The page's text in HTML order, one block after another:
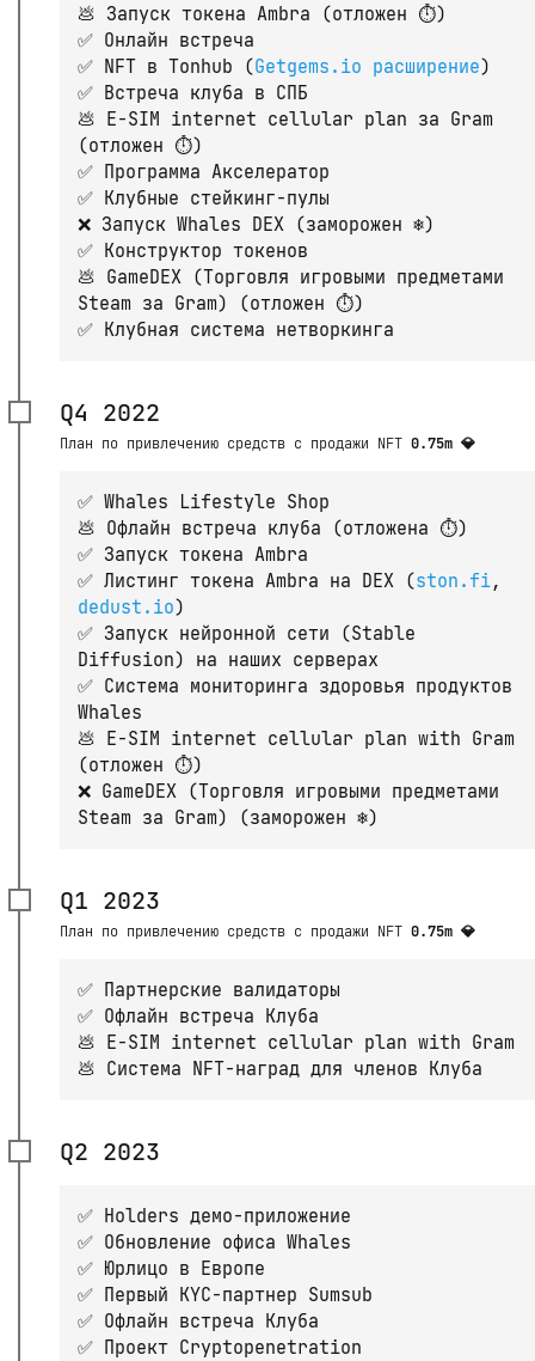
💩 Запуск токена Ambra (отложен ⏱)
✅ Онлайн встреча
✅ NFT в Tonhub (Getgems.io расширение)
✅ Встреча клуба в СПБ
💩 E-SIM internet cellular plan за Gram
(отложен ⏱)
✅ Программа Акселератор
✅ Клубные стейкинг-пулы
❌ Запуск Whales DEX (заморожен ❄️)
✅ Конструктор токенов
💩 GameDEX (Торговля игровыми предметами
Steam за Gram) (отложен ⏱)
✅ Клубная система нетворкинга
Q4 2022
План по привлечению средств с продажи NFT 0.75m 💎
✅ Whales Lifestyle Shop
💩 Офлайн встреча клуба (отложена ⏱)
✅ Запуск токена Ambra
✅ Листинг токена Ambra на DEX (ston.fi,
dedust.io)
✅ Запуск нейронной сети (Stable
Diffusion) на наших серверах
✅ Система мониторинга здоровья продуктов
Whales
💩 E-SIM internet cellular plan with Gram
(отложен ⏱)
❌ GameDEX (Торговля игровыми предметами
Steam за Gram) (заморожен ❄️)
Q1 2023
План по привлечению средств с продажи NFT 0.75m 💎
✅ Партнерские валидаторы
✅ Офлайн встреча Клуба
💩 E-SIM internet cellular plan with Gram
💩 Система NFT-наград для членов Клуба
Q2 2023
✅ Holders демо-приложение
✅ Обновление офиса Whales
✅ Юрлицо в Европе
✅ Первый KYC-партнер Sumsub
✅ Офлайн встреча Клуба
✅ Проект Cryptopenetration